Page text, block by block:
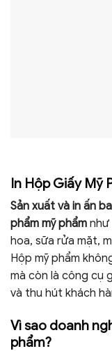
In Hộp Giấy Mỹ
Sản xuất và in ấn
phẩm mỹ phẩm như
hoa, sữa rửa mặt,
Hộp mỹ phẩm
mà còn là công cụ
và thu hút khách
Vì sao doanh
phẩm?